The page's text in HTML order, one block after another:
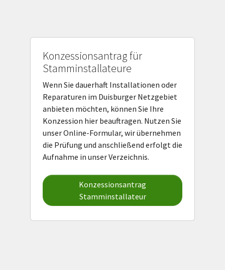
Konzessionsantrag für
Stamminstallateure
Wenn Sie dauerhaft Installationen oder
Reparaturen im Duisburger Netzgebiet
anbieten möchten, können Sie Ihre
Konzession hier beauftragen. Nutzen Sie
unser Online-Formular, wir übernehmen
die Prüfung und anschließend erfolgt die
Aufnahme in unser Verzeichnis.
Konzessionsantrag
Stamminstallateur